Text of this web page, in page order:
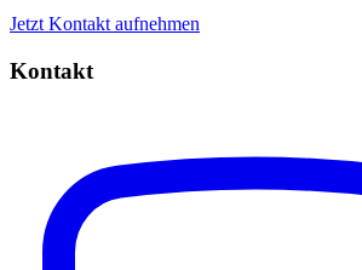
Jetzt Kontakt aufnehmen
Kontakt